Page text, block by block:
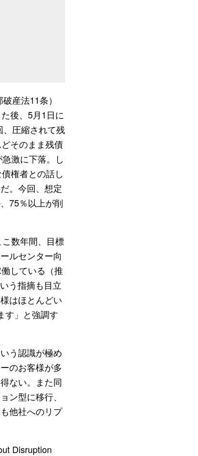
産法11条）
後、5月1日に
圧縮されて残
そのまま残債
激に下落。し
権者との話し
。今回、想定
75％以上が削
数年間、目標
ルセンター向
している（推
う指摘も目立
はほとんどい
す」と強調す
う認識が極め
のお客様が多
ない。また同
ン型に移行、
他社へのリプ
Disruption